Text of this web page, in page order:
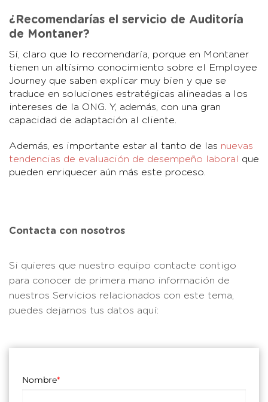
¿Recomendarías el servicio de Auditoría
de Montaner?
Sí, claro que lo recomendaría, porque en Montaner
tienen un altísimo conocimiento sobre el Employee
Journey que saben explicar muy bien y que se
traduce en soluciones estratégicas alineadas a los
intereses de la ONG. Y, además, con una gran
capacidad de adaptación al cliente.
Además, es importante estar al tanto de las nuevas
tendencias de evaluación de desempeño laboral
que
pueden enriquecer aún más este proceso.
Contacta con nosotros
Si quieres que nuestro equipo contacte contigo
para conocer de primera mano información de
nuestros Servicios relacionados con este tema,
puedes dejarnos tus datos aquí:
Nombre*